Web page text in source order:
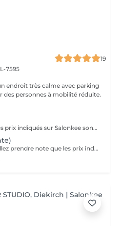
19
7595
endroit très calme avec parking
des personnes à mobilité réduite.
Veuillez prendre note que les prix indiqués sur Salonkee sont communiqués à titre informatif et s'entendent de base. Ces derniers sont susceptibles de varier selon le diagnostic réalisé à votre arrivée au salon et l'expertise du professionnel à qui vous confiez votre beauté. Dans tous les cas, un devis précis vous sera proposé et toutes réalisations de prestations seront effectuées avec votre accord. Un grand merci d'avance pour votre compréhension. Au plaisir de vous recevoir très vite.
Soin-Traitement inclus Veuillez prendre note que les prix indiqués sur Salonkee sont communiqués à titre informatif et s'entendent de base. Ces derniers sont susceptibles de varier selon le diagnostic réalisé à votre arrivée au salon et l'expertise du professionnel à qui vous confiez votre beauté. Dans tous les cas, un devis précis vous sera proposé et toutes réalisations de prestations seront effectuées avec votre accord. Un grand merci d'avance pour votre compréhension. Au plaisir de vous recevoir très vite.